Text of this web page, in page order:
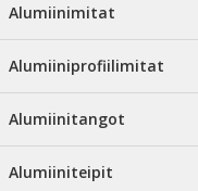
Alumiinimitat
Alumiiniprofiilimitat
Alumiinitangot
Alumiiniteipit